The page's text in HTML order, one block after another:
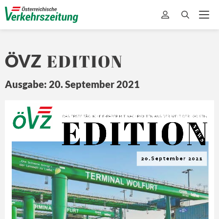
ÖVZ EDITION
Ausgabe: 20. September 2021
Z
Ö EDITION
DA S ERSTE TÄGLICHE E-PAPER MIT NACHRICHTEN A US DER WELT DER LOGISTIK
N E
W S
20.September 2021